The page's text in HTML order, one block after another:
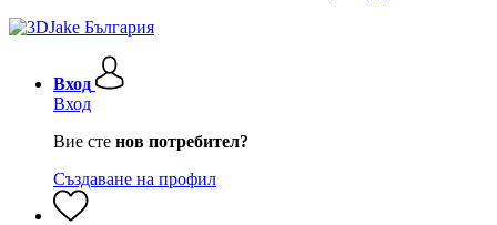
Вход
Вход
Вие сте нов потребител?
Създаване на профил